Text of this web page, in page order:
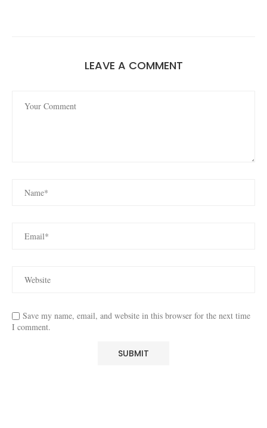
LEAVE A COMMENT
Save my name, email, and website in this browser for the next time
I comment.